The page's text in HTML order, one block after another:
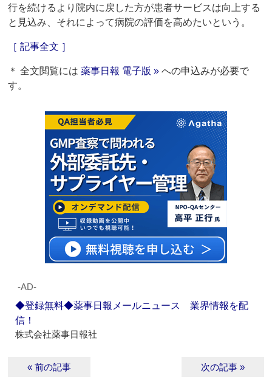
行を続けるより院内に戻した方が患者サービスは向上する
と見込み、それによって病院の評価を高めたいという。
［ 記事全文 ］
＊ 全文閲覧には薬事日報 電子版 » への申込みが必要で
す。
‐AD‐
◆登録無料◆薬事日報メールニュース 業界情報を配
信！
株式会社薬事日報社
« 前の記事 次の記事 »